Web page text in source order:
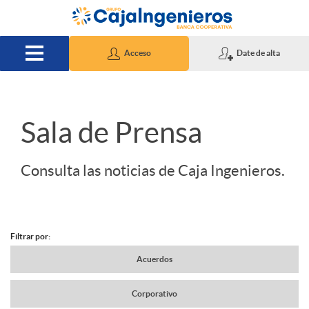
Saltar al contenido principal
Acceso Date de alta
S
Sala de Prensa
Consulta las noticias de Caja Ingenieros.
N
Filtrar por:
Acuerdos
Corporativo